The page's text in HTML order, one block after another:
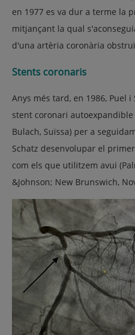
en 1977 es va dur a terme la
mitjançant la qual
d'una artèria coronària
Stents coronaris
Anys més tard, en 1986, Puel
stent coronari autoexpandible
Bulach, Suïssa) per a
Schatz desenvolupar el
com els que utilitzem avui
&Johnson; New Brunswich,